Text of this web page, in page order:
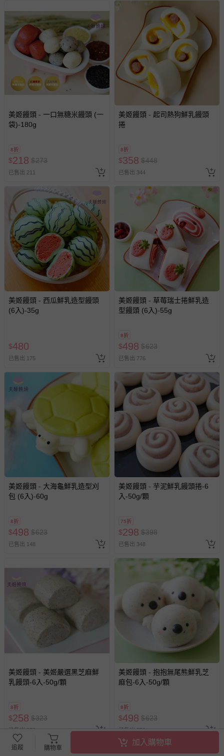
美姬饅頭 - 一口無糖米饅頭 (一
袋)-180g
8折
$218 $273
已售出 211
美姬饅頭 - 起司熱狗鮮乳饅頭
捲
8折
$358 $448
已售出 344
美姬饅頭 - 西瓜鮮乳造型饅頭
(6入)-35g
$480
已售出 175
美姬饅頭 - 草莓瑞士捲鮮乳造
型饅頭 (6入)-55g
8折
$498 $623
已售出 776
美姬饅頭 - 大海龜鮮乳造型刈
包 (6入)-60g
8折
$498 $623
已售出 148
美姬饅頭 - 芋泥鮮乳饅頭捲-6
入-50g/顆
75折
$298 $398
已售出 348
美姬饅頭 - 美姬嚴選黑芝麻鮮
乳饅頭-6入-50g/顆
8折
$258 $323
已售出 179
美姬饅頭 - 抱抱無尾熊鮮乳芝
麻包-6入-50g/顆
8折
$498 $623
已售出 579
追蹤 購物車
加入購物車